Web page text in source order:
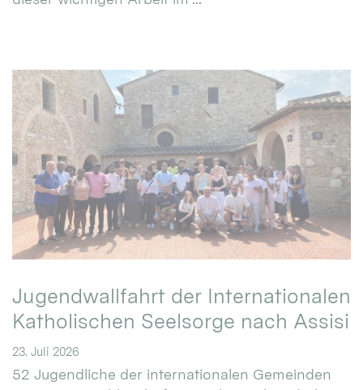
Jugendwallfahrt der Internationalen
Katholischen Seelsorge nach Assisi
23. Juli 2026
52 Jugendliche der internationalen Gemeinden